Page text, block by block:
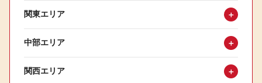
関東エリア ＋
中部エリア ＋
関西エリア ＋